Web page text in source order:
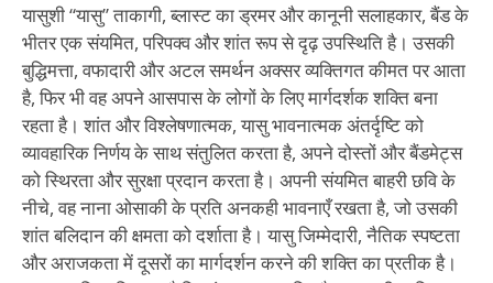
यासुशी “यासु” ताकागी, ब्लास्ट का ड्रमर और कानूनी सलाहकार, बैंड के
भीतर एक संयमित, परिपक्व और शांत रूप से दृढ़ उपस्थिति है। उसकी
बुद्धिमत्ता, वफादारी और अटल समर्थन अक्सर व्यक्तिगत कीमत पर आता
है, फिर भी वह अपने आसपास के लोगों के लिए मार्गदर्शक शक्ति बना
रहता है। शांत और विश्लेषणात्मक, यासु भावनात्मक अंतर्दृष्टि को
व्यावहारिक निर्णय के साथ संतुलित करता है, अपने दोस्तों और बैंडमेट्स
को स्थिरता और सुरक्षा प्रदान करता है। अपनी संयमित बाहरी छवि के
नीचे, वह नाना ओसाकी के प्रति अनकही भावनाएँ रखता है, जो उसकी
शांत बलिदान की क्षमता को दर्शाता है। यासु जिम्मेदारी, नैतिक स्पष्टता
और अराजकता में दूसरों का मार्गदर्शन करने की शक्ति का प्रतीक है।